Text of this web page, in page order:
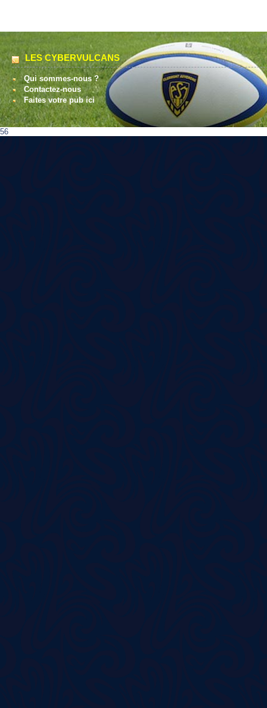
LES CYBERVULCANS
Qui sommes-nous ?
Contactez-nous
Faites votre pub ici
56